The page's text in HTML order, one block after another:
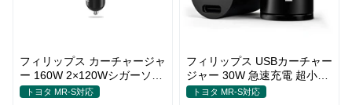
フィリップス カーチャージャ
ー 160W 2×120Wシガーソケ
ット おしゃれ
トヨタ MR-S対応
フィリップス USBカーチャー
ジャー 30W 急速充電 超小型
設計 おしゃれ シガーソケッ
トヨタ MR-S対応